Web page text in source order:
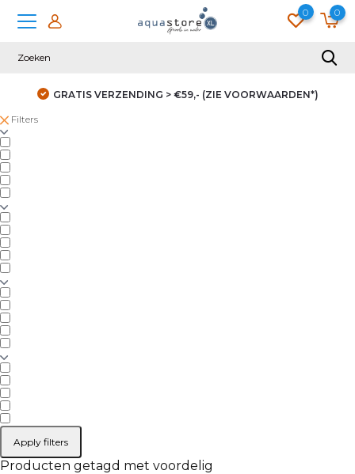
0 0
GRATIS VERZENDING > €59,- (ZIE VOORWAARDEN*)
Filters
Apply filters
Producten getagd met voordelig